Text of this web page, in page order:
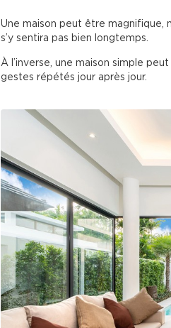
Une maison peut être magnifique,
s’y sentira pas bien longtemps.
À l’inverse, une maison simple
gestes répétés jour après jour.